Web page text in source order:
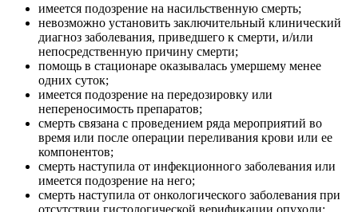
имеется подозрение на насильственную смерть;
невозможно установить заключительный клинический
диагноз заболевания, приведшего к смерти, и/или
непосредственную причину смерти;
помощь в стационаре оказывалась умершему менее
одних суток;
имеется подозрение на передозировку или
непереносимость препаратов;
смерть связана с проведением ряда мероприятий во
время или после операции переливания крови или ее
компонентов;
смерть наступила от инфекционного заболевания или
имеется подозрение на него;
смерть наступила от онкологического заболевания при
отсутствии гистологической верификации опухоли;